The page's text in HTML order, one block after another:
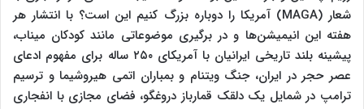
شعار (MAGA) آمریکا را دوباره بزرگ کنیم این است؟ با انتشار هر
هفته این انیمیشن‌ها و در برگیری موضوعاتی مانند کودکان میناب،
پیشینه بلند تاریخی ایرانیان با آمریکای ۲۵۰ ساله برای مفهوم ادعای
عصر حجر در ایران، جنگ ویتنام و بمباران اتمی هیروشیما و ترسیم
ترامپ در شمایل یک دلقک قمارباز دروغگو، فضای مجازی با انفجاری